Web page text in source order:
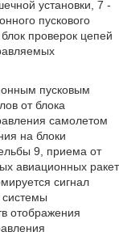
установки, 7 -
пускового
проверок цепей
пусковым
от блока
самолетом
на блоки
9, приема от
авиационных ракет
сигнал
отображения